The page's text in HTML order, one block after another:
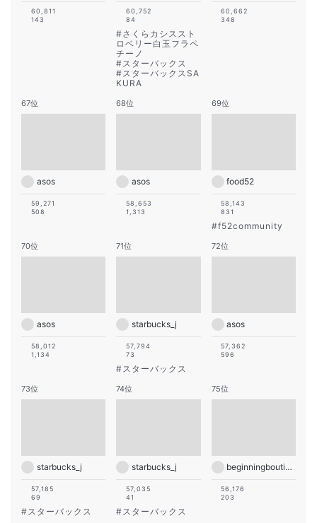
60,811
143
60,752
84
#さくらカシススト
ロベリー白玉フラペ
チーノ
#スターバックス
#スターバックスSA
KURA
60,662
348
67位
asos
59,271
508
68位
asos
58,653
1,313
69位
food52
58,143
831
#f52community
70位
asos
58,012
1,134
71位
starbucks_j
57,794
73
#スターバックス
72位
asos
57,362
596
73位
starbucks_j
57,185
69
#スターバックス
74位
starbucks_j
57,035
41
#スターバックス
75位
beginningboutique
56,176
203